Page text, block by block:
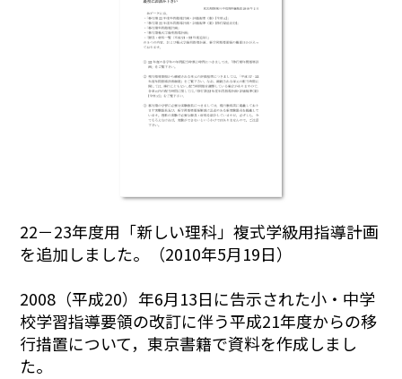
22－23年度用「新しい理科」複式学級用指導計画
を追加しました。（2010年5月19日）
2008（平成20）年6月13日に告示された小・中学
校学習指導要領の改訂に伴う平成21年度からの移
行措置について，東京書籍で資料を作成しまし
た。